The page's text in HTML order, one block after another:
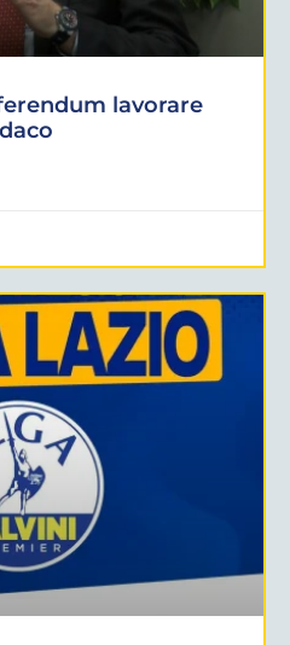
lavorare